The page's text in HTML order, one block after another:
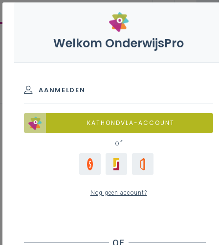
Practicum en STEM
Naar een bredere én meer doelgerichte invulling van
Welkom OnderwijsPro
AANMELDEN
KATHONDVLA-ACCOUNT
of
Nog geen account?